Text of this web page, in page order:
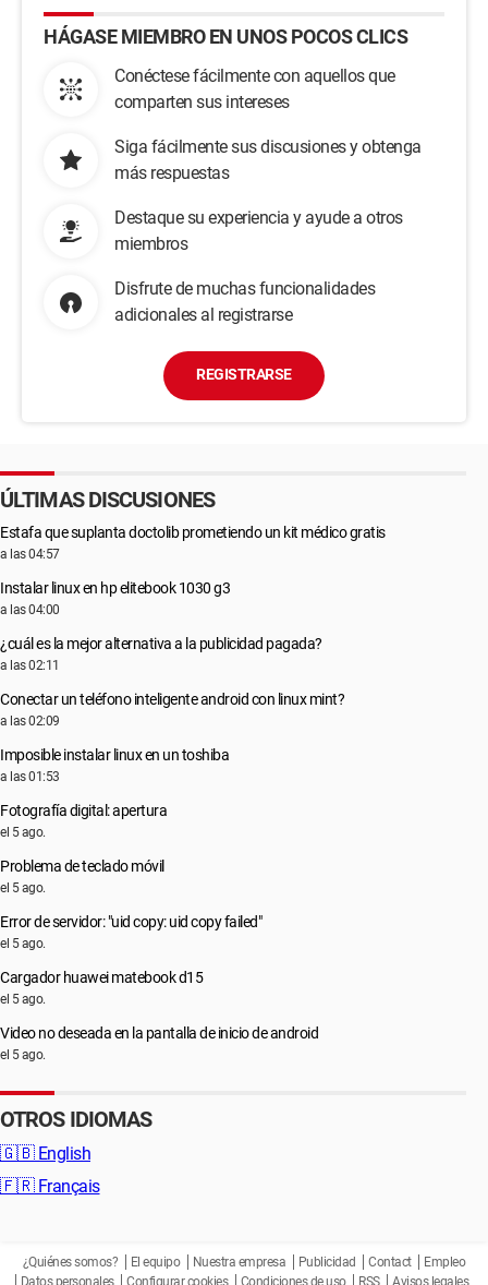
HÁGASE MIEMBRO EN UNOS POCOS CLICS
Conéctese fácilmente con aquellos que
comparten sus intereses
Siga fácilmente sus discusiones y obtenga
más respuestas
Destaque su experiencia y ayude a otros
miembros
Disfrute de muchas funcionalidades
adicionales al registrarse
REGISTRARSE
ÚLTIMAS DISCUSIONES
Estafa que suplanta doctolib prometiendo un kit médico gratis
a las 04:57
Instalar linux en hp elitebook 1030 g3
a las 04:00
¿cuál es la mejor alternativa a la publicidad pagada?
a las 02:11
Conectar un teléfono inteligente android con linux mint?
a las 02:09
Imposible instalar linux en un toshiba
a las 01:53
Fotografía digital: apertura
el 5 ago.
Problema de teclado móvil
el 5 ago.
Error de servidor: "uid copy: uid copy failed"
el 5 ago.
Cargador huawei matebook d15
el 5 ago.
Video no deseada en la pantalla de inicio de android
el 5 ago.
OTROS IDIOMAS
🇬🇧 English
🇫🇷 Français
¿Quiénes somos? El equipo Nuestra empresa Publicidad Contact
Empleo
Datos personales
Configurar cookies Condiciones de uso RSS Avisos legales